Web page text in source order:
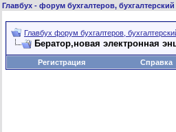
Главбух - форум бухгалтеров,
Главбух форум бухгалтеров,
Бератор,новая электронная
Регистрация Справка